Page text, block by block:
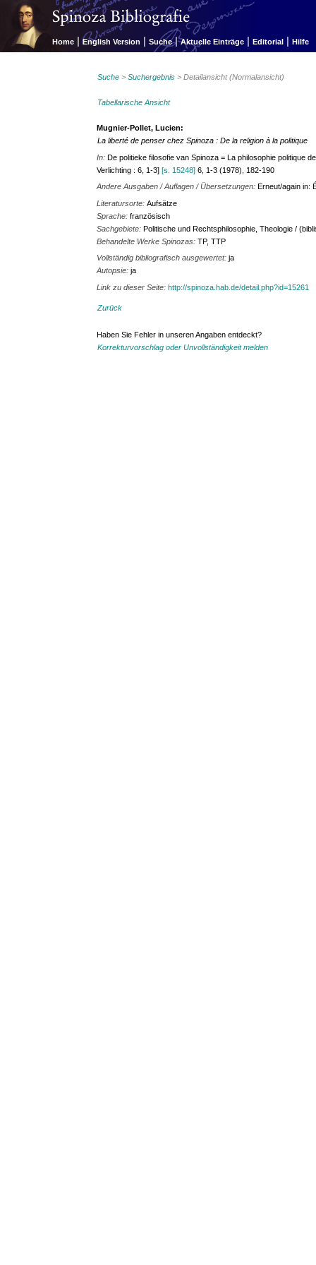
Home | English Version | Suche | Aktuelle Einträge | Editorial | Hilfe
Suche >Suchergebnis > Detailansicht (Normalansicht)
Tabellarische Ansicht
Mugnier-Pollet, Lucien:
La liberté de penser chez Spinoza : De la religion à la politique
In:De politieke filosofie van Spinoza = La philosophie politique
Verlichting : 6, 1-3][s. 15248] 6, 1-3 (1978), 182-190
Andere Ausgaben / Auflagen / Übersetzungen:Erneut/again in:
Literatursorte:Aufsätze
Sprache:französisch
Sachgebiete:Politische und Rechtsphilosophie, Theologie /
Behandelte Werke Spinozas:TP, TTP
Vollständig bibliografisch ausgewertet:ja
Autopsie:ja
Link zu dieser Seite:http://spinoza.hab.de/detail.php?id=15261
Zurück
Haben Sie Fehler in unseren Angaben entdeckt?
Korrekturvorschlag oder Unvollständigkeit melden